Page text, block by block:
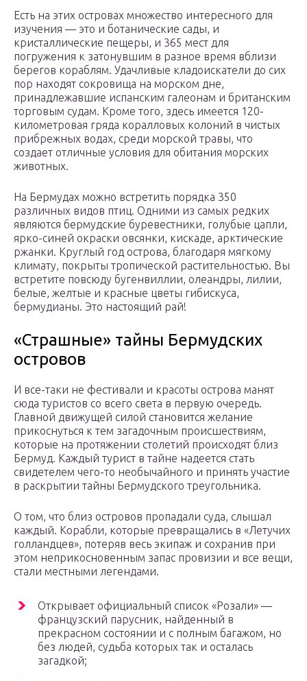
Есть на этих островах множество интересного для
изучения — это и ботанические сады, и
кристаллические пещеры, и 365 мест для
погружения к затонувшим в разное время вблизи
берегов кораблям. Удачливые кладоискатели до сих
пор находят сокровища на морском дне,
принадлежавшие испанским галеонам и британским
торговым судам. Кроме того, здесь имеется 120-
километровая гряда коралловых колоний в чистых
прибрежных водах, среди морской травы, что
создает отличные условия для обитания морских
животных.
На Бермудах можно встретить порядка 350
различных видов птиц. Одними из самых редких
являются бермудские буревестники, голубые цапли,
ярко-синей окраски овсянки, кискаде, арктические
ржанки. Круглый год острова, благодаря мягкому
климату, покрыты тропической растительностью. Вы
встретите повсюду бугенвиллии, олеандры, лилии,
белые, желтые и красные цветы гибискуса,
бермудианы. Это настоящий рай!
«Страшные» тайны Бермудских
островов
И все-таки не фестивали и красоты острова манят
сюда туристов со всего света в первую очередь.
Главной движущей силой становится желание
прикоснуться к тем загадочным происшествиям,
которые на протяжении столетий происходят близ
Бермуд. Каждый турист в тайне надеется стать
свидетелем чего-то необычайного и принять участие
в раскрытии тайны Бермудского треугольника.
О том, что близ островов пропадали суда, слышал
каждый. Корабли, которые превращались в «Летучих
голландцев», потеряв весь экипаж и сохранив при
этом неприкосновенным запас провизии и все вещи,
стали местными легендами.
Открывает официальный список «Розали» —
французский парусник, найденный в
прекрасном состоянии и с полным багажом, но
без людей, судьба которых так и осталась
загадкой;